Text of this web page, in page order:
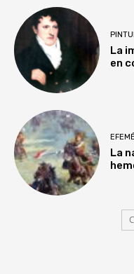
La
en
La